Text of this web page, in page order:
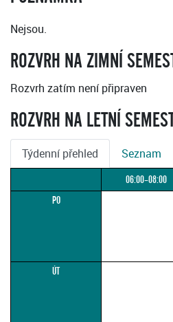
Nejsou.
ROZVRH NA ZIMNÍ
Rozvrh zatím není připraven
ROZVRH NA LETNÍ
Týdenní přehled Seznam
06:00–08:00
PO
ÚT